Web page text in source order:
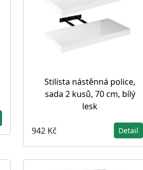
Stilista nástěnná police,
sada 2 kusů, 70 cm, bílý
lesk
942 Kč Detail